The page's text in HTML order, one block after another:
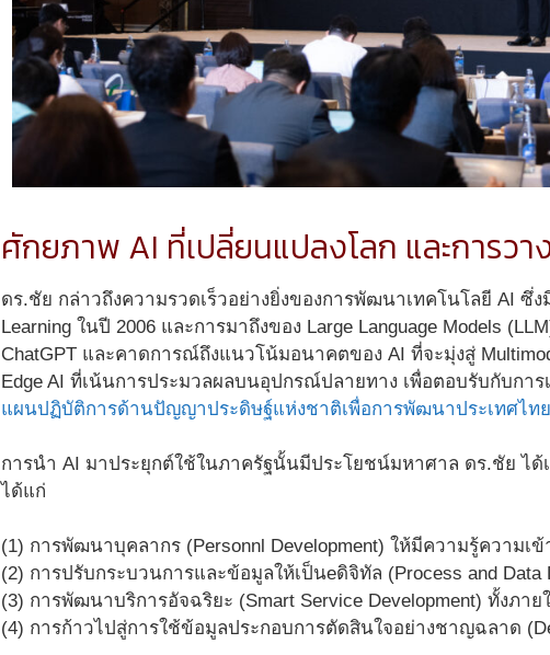
ศักยภาพ AI ที่เปลี่ยนแปลงโลก และการว
ดร.ชัย กล่าวถึงความรวดเร็วอย่างยิ่งของการพัฒนาเทคโนโลยี AI
Learning ในปี 2006 และการมาถึงของ Large Language Models
ChatGPT และคาดการณ์ถึงแนวโน้มอนาคตของ AI ที่จะมุ่งสู่
Edge AI ที่เน้นการประมวลผลบนอุปกรณ์ปลายทาง เพื่อตอบรับกับกา
แผนปฏิบัติการด้านปัญญาประดิษฐ์แห่งชาติเพื่อการพัฒนาประเทศไท
การนำ AI มาประยุกต์ใช้ในภาครัฐนั้นมีประโยชน์มหาศาล ดร.ชัย ไ
ได้แก่
(1) การพัฒนาบุคลากร (Personnl Development) ให้มีความรู้ความเ
(2) การปรับกระบวนการและข้อมูลให้เป็นeดิจิทัล (Process and Data
(3) การพัฒนาบริการอัจฉริยะ (Smart Service Development) ทั้งภา
(4) การก้าวไปสู่การใช้ข้อมูลประกอบการตัดสินใจอย่างชาญฉลาด